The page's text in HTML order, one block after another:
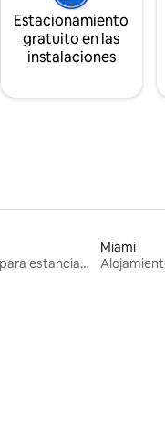
Estacionamiento
gratuito en las
instalaciones
Alojamientos para estancias largas
Miami